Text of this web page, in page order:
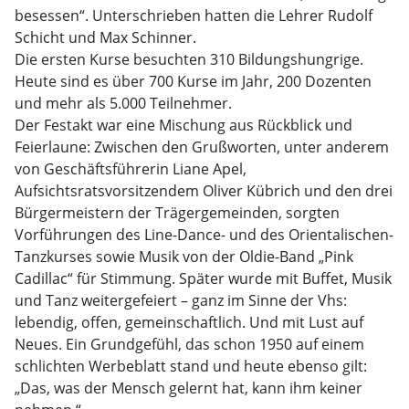
besessen“. Unterschrieben hatten die Lehrer Rudolf
Schicht und Max Schinner.
Die ersten Kurse besuchten 310 Bildungshungrige.
Heute sind es über 700 Kurse im Jahr, 200 Dozenten
und mehr als 5.000 Teilnehmer.
Der Festakt war eine Mischung aus Rückblick und
Feierlaune: Zwischen den Grußworten, unter anderem
von Geschäftsführerin Liane Apel,
Aufsichtsratsvorsitzendem Oliver Kübrich und den drei
Bürgermeistern der Trägergemeinden, sorgten
Vorführungen des Line-Dance- und des Orientalischen-
Tanzkurses sowie Musik von der Oldie-Band „Pink
Cadillac“ für Stimmung. Später wurde mit Buffet, Musik
und Tanz weitergefeiert – ganz im Sinne der Vhs:
lebendig, offen, gemeinschaftlich. Und mit Lust auf
Neues. Ein Grundgefühl, das schon 1950 auf einem
schlichten Werbeblatt stand und heute ebenso gilt:
„Das, was der Mensch gelernt hat, kann ihm keiner